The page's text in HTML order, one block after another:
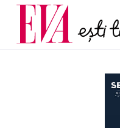
Carieră
Actualitate